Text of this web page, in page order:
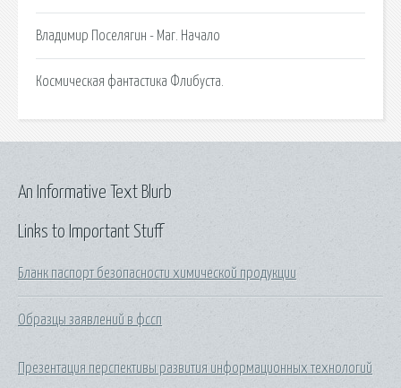
Владимир Поселягин - Маг. Начало
Космическая фантастика Флибуста.
Links to Important Stuff
Бланк паспорт безопасности химической продукции
Образцы заявлений в фссп
Презентация перспективы развития информационных технологий
An Informative Text Blurb